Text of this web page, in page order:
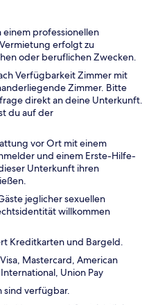
professionellen
erfolgt zu
oder beruflichen Zwecken.
Verfügbarkeit Zimmer mit
Zimmer. Bitte
direkt an deine Unterkunft.
du auf der
vor Ort mit einem
und einem Erste-Hilfe-
Unterkunft ihren
jeglicher sexuellen
willkommen
Kreditkarten und Bargeld.
Mastercard, American
Union Pay
sind verfügbar.